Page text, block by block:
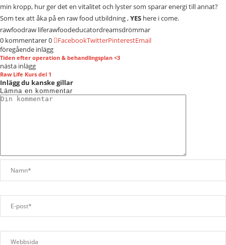
min kropp, hur ger det en vitalitet och lyster som sparar energi till annat?
Som tex att åka på en raw food utbildning ,YES here i come.
rawfoodraw liferawfoodeducatordreamsdrömmar
0 kommentarer0 FacebookTwitterPinterestEmail
föregående inlägg
Tiden efter operation & behandlingsplan <3
nästa inlägg
Raw Life Kurs del 1
Inlägg du kanske gillar
Lämna en kommentar